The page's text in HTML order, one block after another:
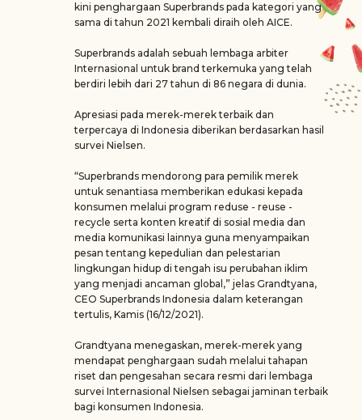
kini penghargaan Superbrands pada kategori yang
sama di tahun 2021 kembali diraih oleh AICE.
Superbrands adalah sebuah lembaga arbiter
Internasional untuk brand terkemuka yang telah
berdiri lebih dari 27 tahun di 86 negara di dunia.
Apresiasi pada merek-merek terbaik dan
terpercaya di Indonesia diberikan berdasarkan hasil
survei Nielsen.
“Superbrands mendorong para pemilik merek
untuk senantiasa memberikan edukasi kepada
konsumen melalui program reduse - reuse -
recycle serta konten kreatif di sosial media dan
media komunikasi lainnya guna menyampaikan
pesan tentang kepedulian dan pelestarian
lingkungan hidup di tengah isu perubahan iklim
yang menjadi ancaman global,” jelas Grandtyana,
CEO Superbrands Indonesia dalam keterangan
tertulis, Kamis (16/12/2021).
Grandtyana menegaskan, merek-merek yang
mendapat penghargaan sudah melalui tahapan
riset dan pengesahan secara resmi dari lembaga
survei Internasional Nielsen sebagai jaminan terbaik
bagi konsumen Indonesia.